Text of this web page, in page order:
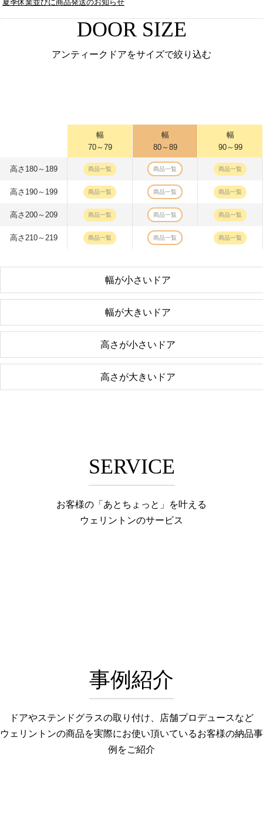
夏季休業並びに商品発送のお知らせ
DOOR SIZE
アンティークドアをサイズで絞り込む
幅
70～79
幅
80～89
幅
90～99
高さ180～189 商品一覧 商品一覧 商品一覧
高さ190～199 商品一覧 商品一覧 商品一覧
高さ200～209 商品一覧 商品一覧 商品一覧
高さ210～219 商品一覧 商品一覧 商品一覧
幅が小さいドア
幅が大きいドア
高さが小さいドア
高さが大きいドア
SERVICE
お客様の「あとちょっと」を叶える
ウェリントンのサービス
事例紹介
ドアやステンドグラスの取り付け、店舗プロデュースなど
ウェリントンの商品を実際にお使い頂いているお客様の納品事
例をご紹介